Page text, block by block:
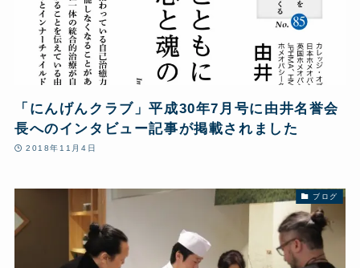
「にんげんクラブ」平成30年7月号に由井名誉会
長へのインタビュー記事が掲載されました
2018年11月4日
ブログ